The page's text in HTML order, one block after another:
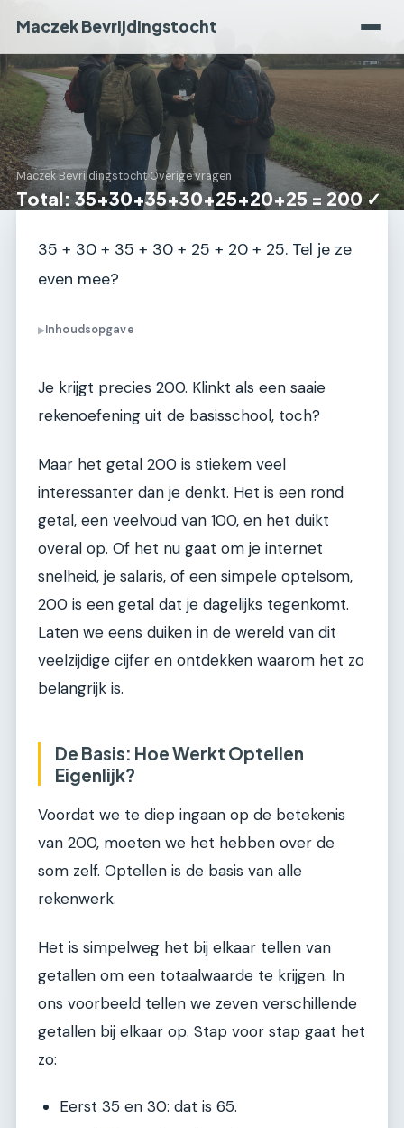
Maczek Bevrijdingstocht
Maczek Bevrijdingstocht›Overige vragen
Total: 35+30+35+30+25+20+25 = 200 ✓
35 + 30 + 35 + 30 + 25 + 20 + 25. Tel je ze
even mee?
▶Inhoudsopgave
Je krijgt precies 200. Klinkt als een saaie
rekenoefening uit de basisschool, toch?
Maar het getal 200 is stiekem veel
interessanter dan je denkt. Het is een rond
getal, een veelvoud van 100, en het duikt
overal op. Of het nu gaat om je internet
snelheid, je salaris, of een simpele optelsom,
200 is een getal dat je dagelijks tegenkomt.
Laten we eens duiken in de wereld van dit
veelzijdige cijfer en ontdekken waarom het zo
belangrijk is.
De Basis: Hoe Werkt Optellen
Eigenlijk?
Voordat we te diep ingaan op de betekenis
van 200, moeten we het hebben over de
som zelf. Optellen is de basis van alle
rekenwerk.
Het is simpelweg het bij elkaar tellen van
getallen om een totaalwaarde te krijgen. In
ons voorbeeld tellen we zeven verschillende
getallen bij elkaar op. Stap voor stap gaat het
zo:
Eerst 35 en 30: dat is 65.